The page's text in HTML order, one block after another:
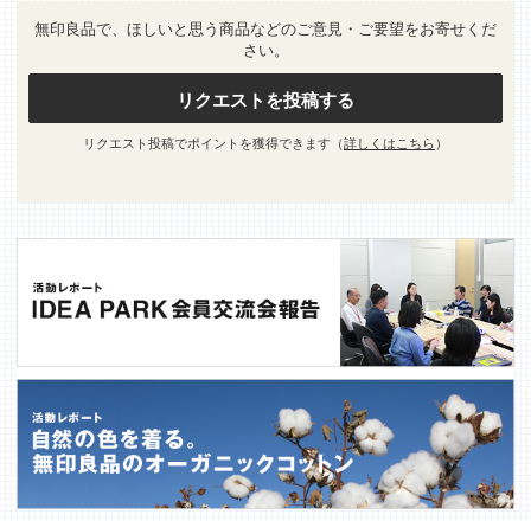
無印良品で、ほしいと思う商品などのご意見・ご要望をお寄せくだ
さい。
リクエストを投稿する
リクエスト投稿でポイントを獲得できます（詳しくはこちら ）